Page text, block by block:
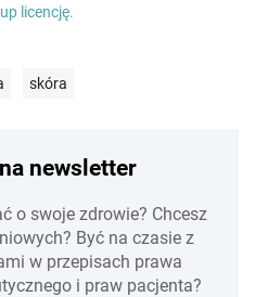
licencję.
skóra
newsletter
o swoje zdrowie? Chcesz
Być na czasie z
w przepisach prawa
i praw pacjenta?